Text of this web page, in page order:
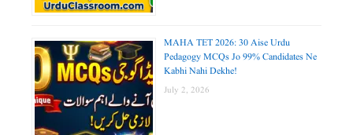
MAHA TET 2026: 30 Aise Urdu
Pedagogy MCQs Jo 99% Candidates Ne
Kabhi Nahi Dekhe!
July 2, 2026